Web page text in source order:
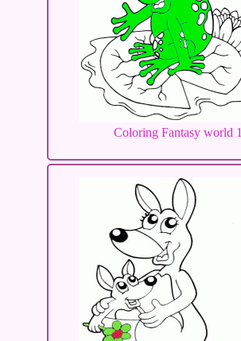
Coloring Fantasy world 1